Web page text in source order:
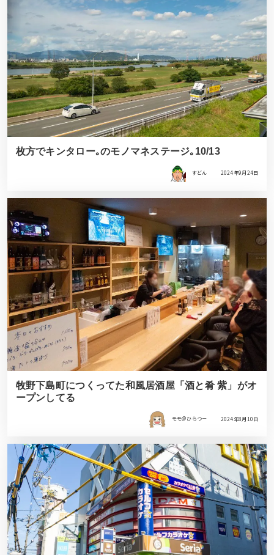
枚方でキンタロー｡のモノマネステージ｡10/13
すどん 2024年9月24日
牧野下島町につくってた和風居酒屋「酒と肴 紫」がオ
ープンしてる
モモ＠ひらつー 2024年8月10日